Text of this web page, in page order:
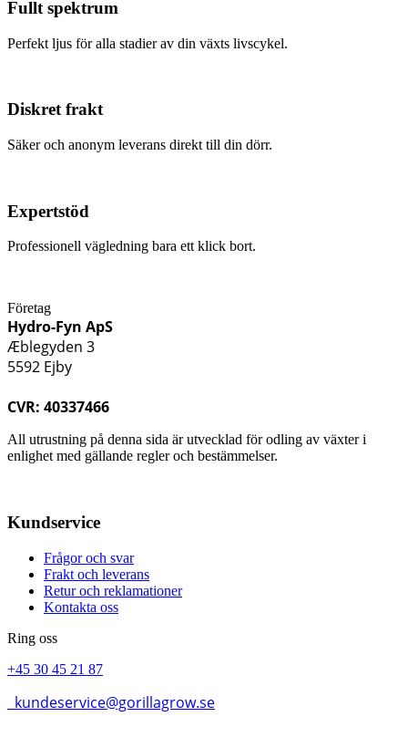
Fullt spektrum
Perfekt ljus för alla stadier av din växts livscykel.
Diskret frakt
Säker och anonym leverans direkt till din dörr.
Expertstöd
Professionell vägledning bara ett klick bort.
Företag
Hydro-Fyn ApS
Æblegyden 3
5592 Ejby
CVR: 40337466
All utrustning på denna sida är utvecklad för odling av växter i
enlighet med gällande regler och bestämmelser.
Kundservice
Frågor och svar
Frakt och leverans
Retur och reklamationer
Kontakta oss
Ring oss
+45 30 45 21 87
kundeservice@gorillagrow.se